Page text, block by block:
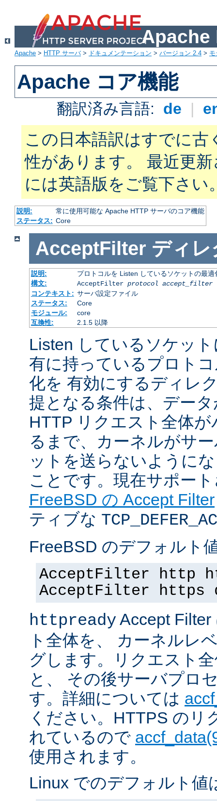
Apache
Apache > HTTP サーバ> ドキュメンテーション > バージョン 2.4 >
Apache コア機能
翻訳済み言語: de |
この日本語訳はすでに古
性があります。 最近更
には英語版をご覧下さい
説明:
常に使用可能な Apache HTTP サーバのコア機能
ステータス: Core
AcceptFilter ディレ
説明:
プロトコルを Listen しているソケットの最適
構文:
AcceptFilter protocol accept_filter
コンテキスト: サーバ設定ファイル
ステータス:
Core
モジュール:
core
互換性:
2.1.5 以降
Listen しているソケッ
有に持っているプロト
化を 有効にするディレ
提となる条件は、デー
HTTP リクエスト全体
るまで、カーネルがサ
ットを送らないように
ことです。現在サポー
FreeBSD の Accept Filter
ティブな
FreeBSD のデフォルト
AcceptFilter http
AcceptFilter https
httpready Accept
ト全体を、 カーネルレ
グします。リクエスト
と、 その後サーバプロ
す。詳細については
ください。HTTPS のリ
れているので
使用されます。
Linux でのデフォルト値